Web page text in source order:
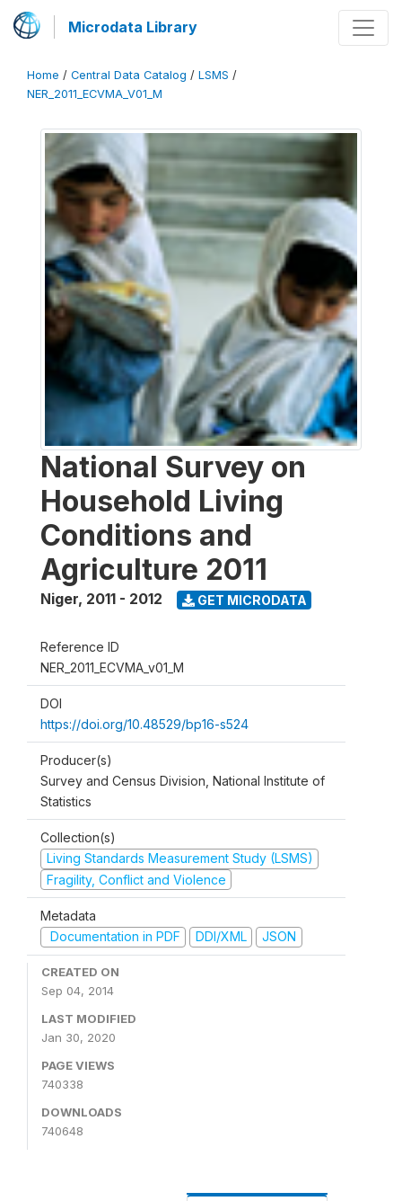
Microdata Library
Home / Central Data Catalog / LSMS /
NER_2011_ECVMA_V01_M
National Survey on
Household Living
Conditions and
Agriculture 2011
Niger, 2011 - 2012 GET MICRODATA
Reference ID
NER_2011_ECVMA_v01_M
DOI
https://doi.org/10.48529/bp16-s524
Producer(s)
Survey and Census Division, National Institute of
Statistics
Collection(s)
Living Standards Measurement Study (LSMS)
Fragility, Conflict and Violence
Metadata
Documentation in PDF
DDI/XML JSON
CREATED ON
Sep 04, 2014
LAST MODIFIED
Jan 30, 2020
PAGE VIEWS
740338
DOWNLOADS
740648